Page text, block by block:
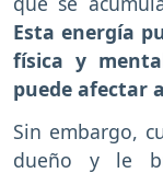
Esta energía
física y
puede afectar
Sin embargo,
dueño y le